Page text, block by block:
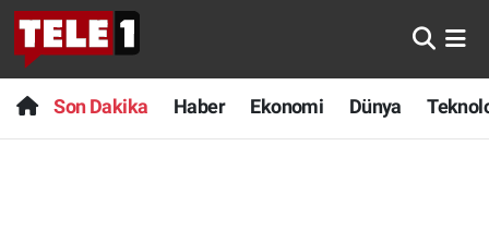
Son Dakika Haber Ekonomi Dünya
Anında Manşet
Başka Sohbetler
Son Dakika
Haber
Nöbetçi Eczaneler
Hava Durumu